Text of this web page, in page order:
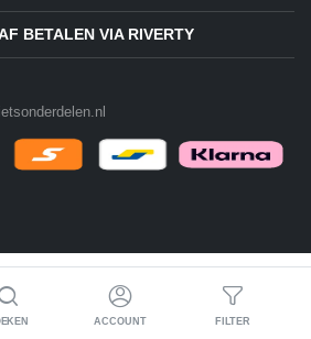
BETALEN VIA RIVERTY
ACCOUNT FILTER